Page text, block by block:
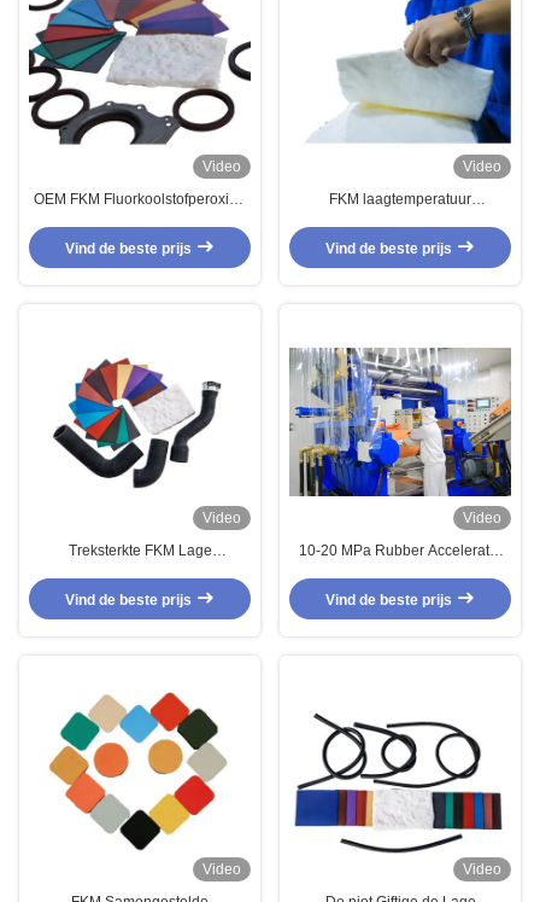
Video
OEM FKM Fluorkoolstofperoxide
Vind de beste prijs
Video
FKM laagtemperatuur
Vind de beste prijs
Video
Treksterkte FKM Lage
Vind de beste prijs
Video
10-20 MPa Rubber Accelerator
Celsius
Vind de beste prijs
Video
Video